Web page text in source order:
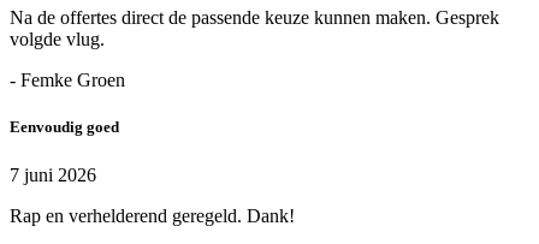
Na de offertes direct de passende keuze kunnen maken. Gesprek
volgde vlug.
- Femke Groen
Eenvoudig goed
7 juni 2026
Rap en verhelderend geregeld. Dank!